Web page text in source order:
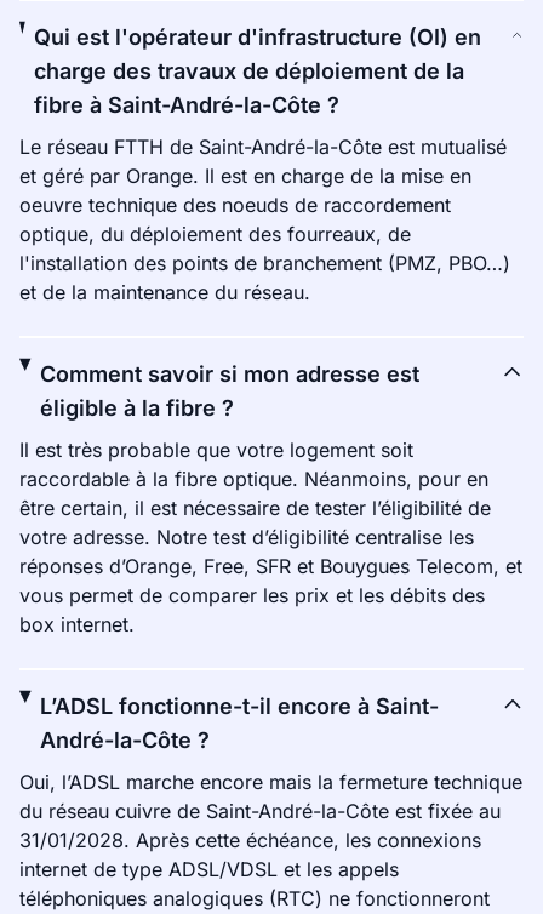
Qui est l'opérateur d'infrastructure (OI) en
charge des travaux de déploiement de la
fibre à Saint-André-la-Côte ?
Le réseau FTTH de Saint-André-la-Côte est mutualisé
et géré par Orange. Il est en charge de la mise en
oeuvre technique des noeuds de raccordement
optique, du déploiement des fourreaux, de
l'installation des points de branchement (PMZ, PBO…)
et de la maintenance du réseau.
Comment savoir si mon adresse est
éligible à la fibre ?
Il est très probable que votre logement soit
raccordable à la fibre optique. Néanmoins, pour en
être certain, il est nécessaire de tester l’éligibilité de
votre adresse. Notre test d’éligibilité centralise les
réponses d’Orange, Free, SFR et Bouygues Telecom, et
vous permet de comparer les prix et les débits des
box internet.
L’ADSL fonctionne-t-il encore à Saint-
André-la-Côte ?
Oui, l’ADSL marche encore mais la fermeture technique
du réseau cuivre de Saint-André-la-Côte est fixée au
31/01/2028. Après cette échéance, les connexions
internet de type ADSL/VDSL et les appels
téléphoniques analogiques (RTC) ne fonctionneront